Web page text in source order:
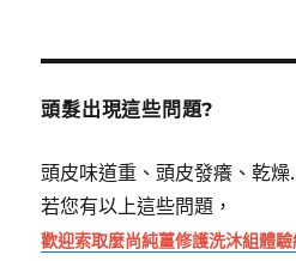
鍵
頭髮出現這些問題?
頭皮味道重、頭皮發癢、乾燥
若您有以上這些問題，
歡迎索取麼尚純薑修護洗沐組體驗